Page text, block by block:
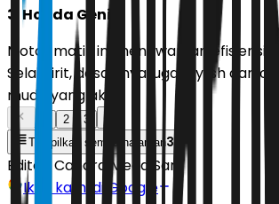
3. Honda Genio
Motor matik ini menawarkan efisiensi
Selain irit, desainnya juga stylish dan
muda yang aktif.
2
3
Tampilkan semua halaman3
Editor: Candra Mega Sari
Ikuti kami di Google